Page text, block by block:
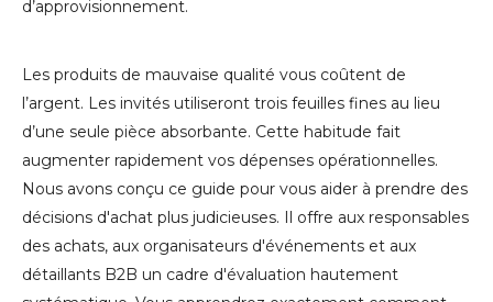
d’approvisionnement.
Les produits de mauvaise qualité vous coûtent de
l’argent. Les invités utiliseront trois feuilles fines au lieu
d’une seule pièce absorbante. Cette habitude fait
augmenter rapidement vos dépenses opérationnelles.
Nous avons conçu ce guide pour vous aider à prendre des
décisions d'achat plus judicieuses. Il offre aux responsables
des achats, aux organisateurs d'événements et aux
détaillants B2B un cadre d'évaluation hautement